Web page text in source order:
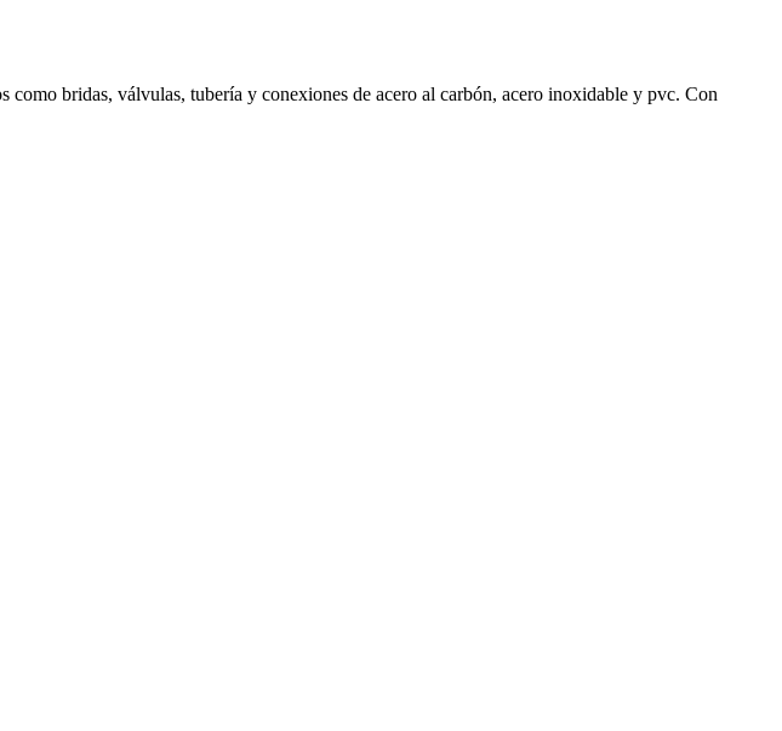
bridas, válvulas, tubería y conexiones de acero al carbón, acero inoxidable y pvc. Con